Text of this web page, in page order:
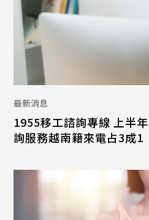
最新消息
1955移工諮詢專線 上半
詢服務越南籍來電占3成1